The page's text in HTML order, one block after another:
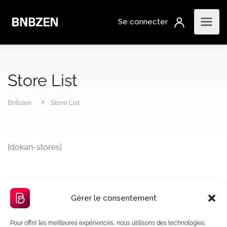
Gérer le consentement
Pour offrir les meilleures expériences, nous utilisons des technologies
Store List
Bnbzen Store List
[dokan-stores]